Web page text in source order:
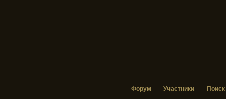
Форум Участники Поиск